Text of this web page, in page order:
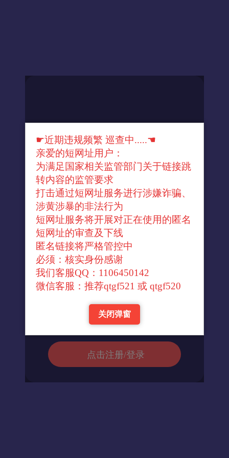
☛近期违规频繁 巡查中.....☚
亲爱的短网址用户：
为满足国家相关监管部门关于链接跳
转内容的监管要求
打击通过短网址服务进行涉嫌诈骗、
涉黄涉暴的非法行为
短网址服务将开展对正在使用的匿名
短网址的审查及下线
匿名链接将严格管控中
必须：核实身份感谢
我们客服QQ：1106450142
微信客服：推荐qtgf521 或 qtgf520
关闭弹窗
↓官方转换域名↓
进入url
返回首页
点击注册/登录